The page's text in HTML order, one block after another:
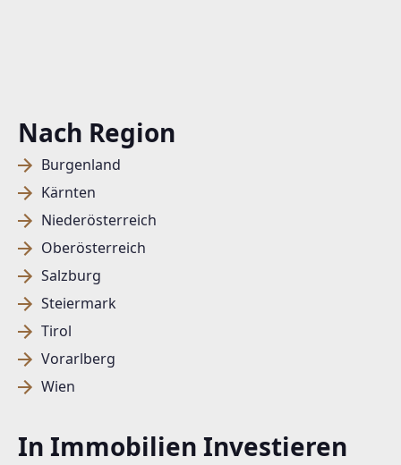
Nach Region
Burgenland
Kärnten
Niederösterreich
Oberösterreich
Salzburg
Steiermark
Tirol
Vorarlberg
Wien
In Immobilien Investieren